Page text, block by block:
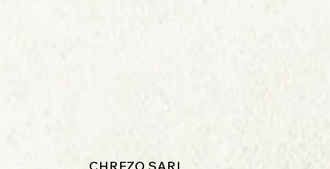
CHREZO SARL